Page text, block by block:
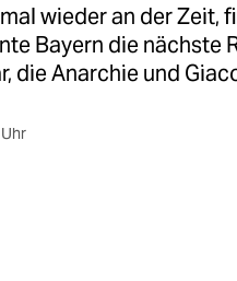
wieder an der
Bayern die nächste
die Anarchie und